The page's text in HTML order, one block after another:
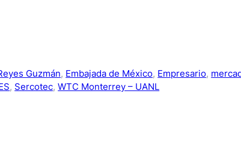
Guzmán, Embajada de México, Empresario,
, Sercotec, WTC Monterrey – UANL